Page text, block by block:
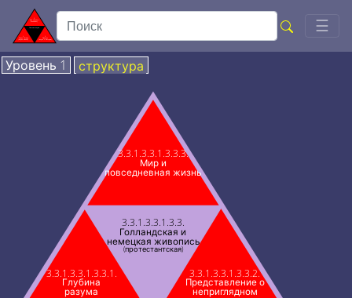
☰
Уровень 1 структура
3.3.1.3.3.1.3.3.
Голландская и
немецкая живопись
(протестантская)
3.3.1.3.3.1.3.3.1.
Глубина
разума
3.3.1.3.3.1.3.3.2.
Представление о
неприглядном
3.3.1.3.3.1.3.3.3.
Мир и
повседневная жизнь